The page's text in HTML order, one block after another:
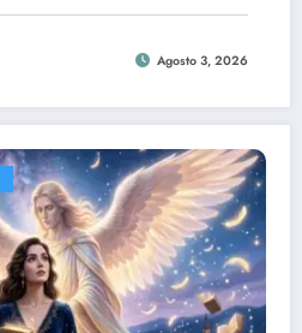
Agosto 3, 2026